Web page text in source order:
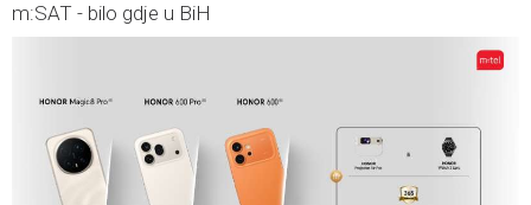
m:SAT - bilo gdje u BiH